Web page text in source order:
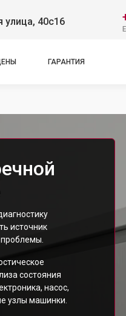
улица, 40с16
ГАРАНТИЯ
источник
состояния
насос,
узлы машинки.